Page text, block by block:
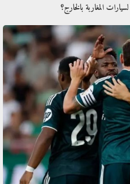
المغاربة بالخارج؟